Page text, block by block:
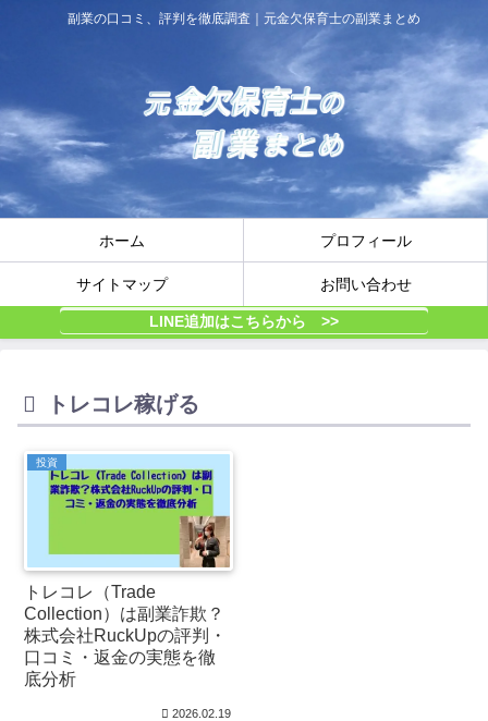
副業の口コミ、評判を徹底調査｜元金欠保育士の副業まとめ
ホーム プロフィール
サイトマップ お問い合わせ
LINE追加はこちらから >>
トレコレ稼げる
投資
トレコレ（Trade
Collection）は副業詐欺？
株式会社RuckUpの評判・
口コミ・返金の実態を徹
底分析
2026.02.19